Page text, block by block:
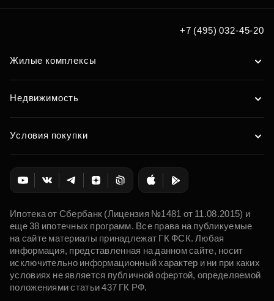
+7 (495) 032-45-20
Жилые комплексы
Недвижимость
Условия покупки
Ипотека от Сбербанк (Лицензия №1481 от 11.08.2015) и
еще 38 ипотечных программ. Все права на публикуемые
на сайте материалы принадлежат ГК ФСК. Любая
информация, представленная на данном сайте, носит
исключительно информационный характер и ни при каких
условиях не является публичной офертой, определяемой
положениями статьи 437 ГК РФ.